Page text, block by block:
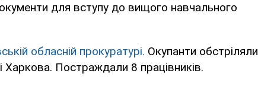
для вступу до вищого навчального
обласній прокуратурі. Окупанти обстріляли
Постраждали 8 працівників.